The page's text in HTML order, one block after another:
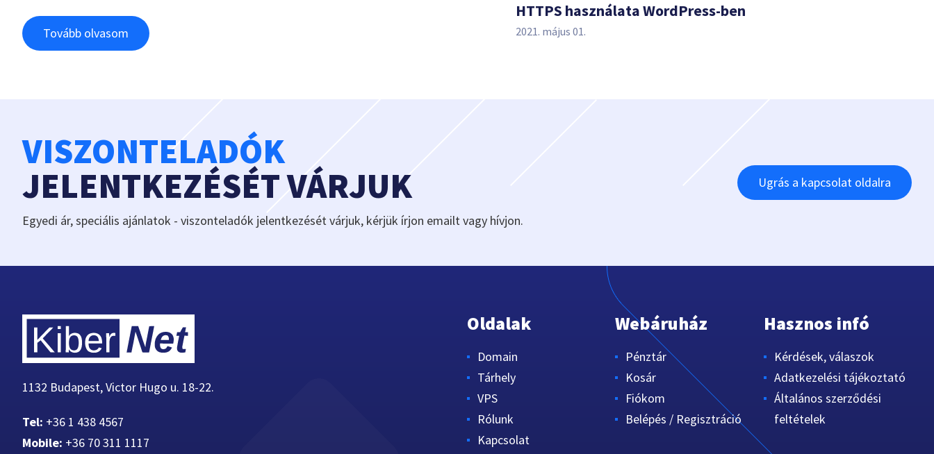
Tovább olvasom
HTTPS használata WordPress-ben
2021. május 01.
VISZONTELADÓK
JELENTKEZÉSÉT VÁRJUK
Egyedi ár, speciális ajánlatok - viszonteladók jelentkezését várjuk, kérjük írjon emailt vagy hívjon.
Ugrás a kapcsolat oldalra
1132 Budapest, Victor Hugo u. 18-22.
Tel: +36 1 438 4567
Mobile: +36 70 311 1117
Oldalak
Domain
Tárhely
VPS
Rólunk
Kapcsolat
Webáruház
Pénztár
Kosár
Fiókom
Belépés / Regisztráció
Hasznos infó
Kérdések, válaszok
Adatkezelési tájékoztató
Általános szerződési
feltételek